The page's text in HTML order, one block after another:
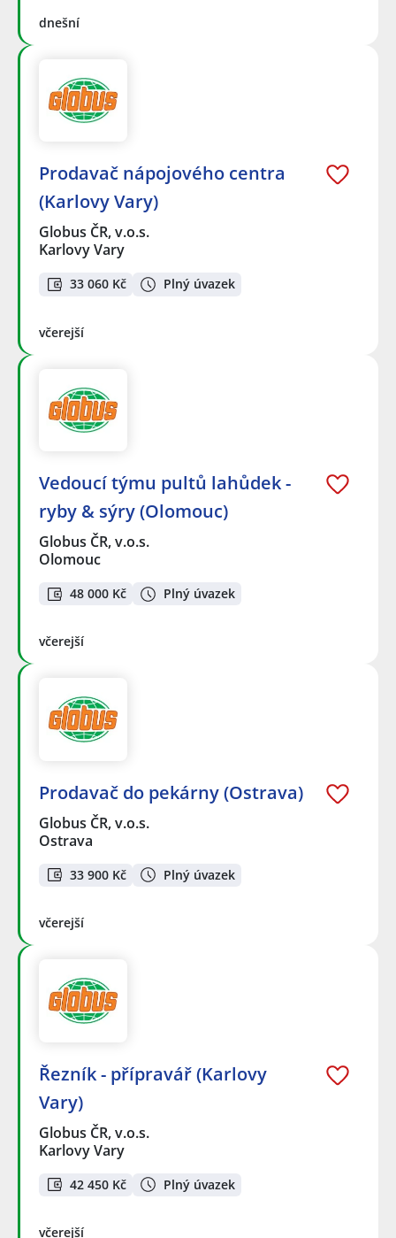
dnešní
Prodavač nápojového centra
(Karlovy Vary)
Globus ČR, v.o.s.
Karlovy Vary
33 060 Kč Plný úvazek
včerejší
Vedoucí týmu pultů lahůdek -
ryby & sýry (Olomouc)
Globus ČR, v.o.s.
Olomouc
48 000 Kč Plný úvazek
včerejší
Prodavač do pekárny (Ostrava)
Globus ČR, v.o.s.
Ostrava
33 900 Kč Plný úvazek
včerejší
Řezník - přípravář (Karlovy
Vary)
Globus ČR, v.o.s.
Karlovy Vary
42 450 Kč Plný úvazek
včerejší